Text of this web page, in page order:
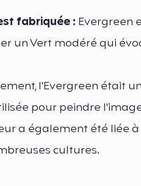
fabriquée : Evergreen
un Vert modéré qui
l'Evergreen était
pour peindre
a également été liée
cultures.